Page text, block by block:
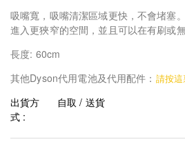
吸嘴寬，吸嘴清潔區域更快，不會堵塞
進入更狹窄的空間，並且可以在有刷或
長度: 60cm
其他Dyson代用電池及代用配件： 請按這
出貨方
式 :
自取 / 送貨